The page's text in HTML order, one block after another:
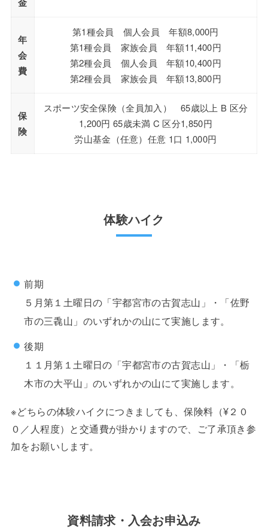
年
会
費
第1種会員 個人会員 年額8,000円
第1種会員 家族会員 年額11,400円
第2種会員 個人会員 年額10,400円
第2種会員 家族会員 年額13,800円
保
険
スポーツ安全保険（全員加入） 65歳以上 B 区分
1,200円 65歳未満 C 区分1,850円
労山基金（任意）任意 1口 1,000円
体験ハイク
前期
５月第１土曜日の「宇都宮市の古賀志山」・「佐野
市の三毳山」のいずれかの山にて実施します。
後期
１１月第１土曜日の「宇都宮市の古賀志山」・「栃
木市の大平山」のいずれかの山にて実施します。
※どちらの体験ハイクにつきましても、保険料（¥２０
０／人程度）と交通費が掛かりますので、ご了承頂き参
加をお願いします。
資料請求・入会お申込み